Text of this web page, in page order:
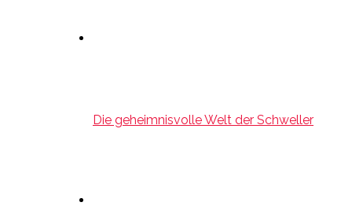
Die geheimnisvolle Welt der Schweller